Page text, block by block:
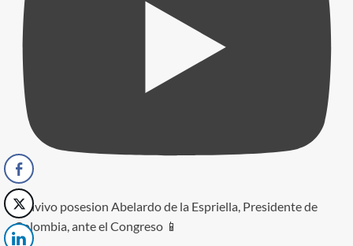
#envivo posesion Abelardo de la Espriella, Presidente de
Colombia, ante el Congreso 📱